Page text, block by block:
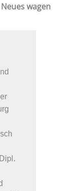
Neues wagen